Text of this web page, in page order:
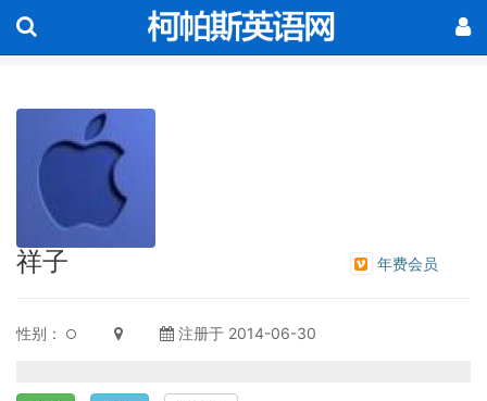
祥子 年费会员
性别： 注册于 2014-06-30